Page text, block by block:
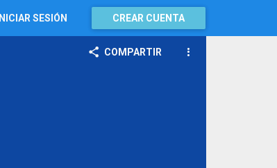
INICIAR SESIÓN CREAR CUENTA
COMPARTIR